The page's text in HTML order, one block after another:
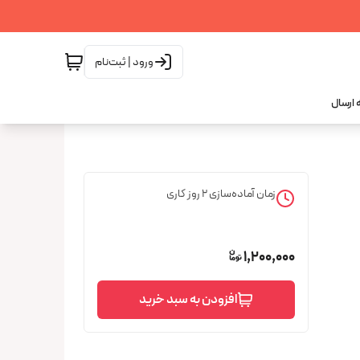
ورود | ثبت‌نام
ارسال
زمان آماده‌سازی2روز کاری
1,200,000
افزودن به سبد خرید